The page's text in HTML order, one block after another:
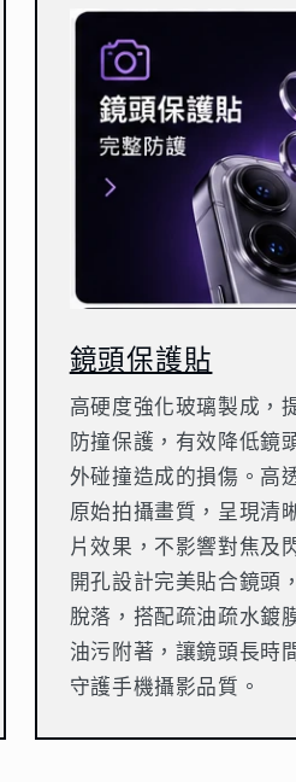
鏡頭保護貼
高硬度強化玻璃製成，
防撞保護，有效降低鏡
外碰撞造成的損傷。高
原始拍攝畫質，呈現清
片效果，不影響對焦及
開孔設計完美貼合鏡頭
脫落，搭配疏油疏水鍍
油污附著，讓鏡頭長時
守護手機攝影品質。